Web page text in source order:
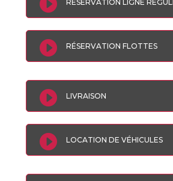
RÉSERVATION LIGNE
 RÉSERVATION FLOTTES
 LIVRAISON
 LOCATION DE VÉHICULES